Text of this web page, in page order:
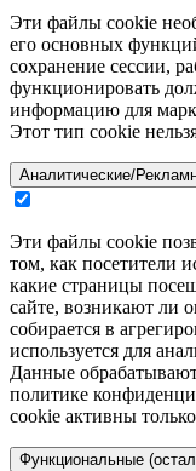
Эти файлы cookie
его основных
сохранение сессии,
функционировать
информацию для
Этот тип cookie
Аналитические/
Эти файлы cookie
том, как посетители
какие страницы
сайте, возникают ли
собирается в
используется для
Данные
политике
cookie активны
Функциональные